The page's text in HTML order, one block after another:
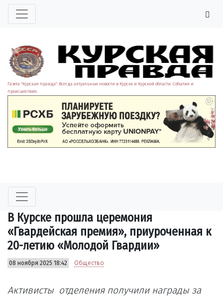
Газета "Курская правда". Всегда актуальные новости в Курске и Курской области. События и
происшествия.
В Курске прошла церемония
«Гвардейская премия», приуроченная к
20-летию «Молодой Гвардии»
08 ноября 2025 18:42 Общество
Активисты отделения получили награды за